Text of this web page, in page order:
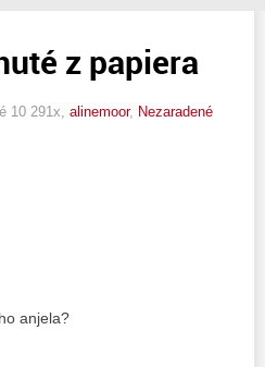
z papiera
10 291x, alinemoor, Nezaradené
anjela?